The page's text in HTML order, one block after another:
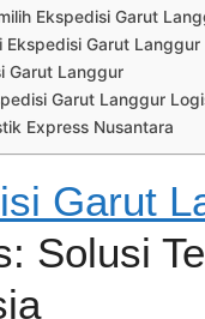
Ekspedisi Garut
Ekspedisi Garut Langgur
Garut Langgur
Garut Langgur
Express Nusantara
Garut
Solusi